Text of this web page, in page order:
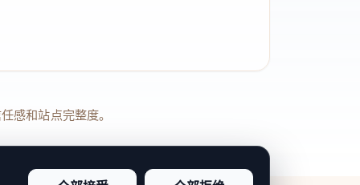
感和站点完整度。